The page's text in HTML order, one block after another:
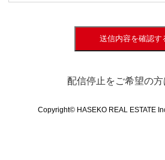
送信内容を確認す
配信停止をご希望の方
Copyright© HASEKO REAL ESTATE